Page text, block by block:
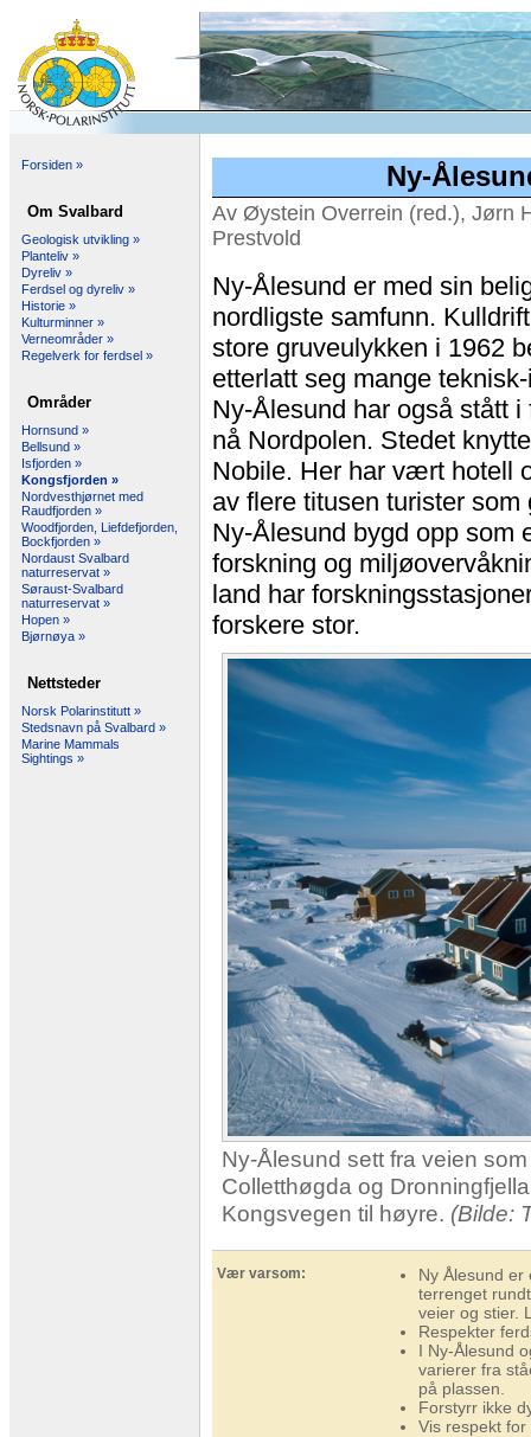
Forsiden »
Om Svalbard
Geologisk utvikling »
Planteliv »
Dyreliv »
Ferdsel og dyreliv »
Historie »
Kulturminner »
Verneområder »
Regelverk for ferdsel »
Områder
Hornsund »
Bellsund »
Isfjorden »
Kongsfjorden »
Nordvesthjørnet med
Raudfjorden »
Woodfjorden, Liefdefjorden,
Bockfjorden »
Nordaust Svalbard
naturreservat »
Søraust-Svalbard
naturreservat »
Hopen »
Bjørnøya »
Nettsteder
Norsk Polarinstitutt »
Stedsnavn på Svalbard »
Marine Mammals
Sightings »
Ny-
Av Øystein Overrein (red.), Jørn
Prestvold
Ny-Ålesund er med sin
nordligste samfunn.
store gruveulykken i 1962
etterlatt seg mange
Ny-Ålesund har også stått
nå Nordpolen. Stedet
Nobile. Her har vært hotell
av flere titusen turister
Ny-Ålesund bygd opp som
forskning og
land har
forskere stor.
Ny-Ålesund sett fra veien
Colletthøgda og
Kongsvegen til høyre. (Bilde:
Vær varsom:
Ny Ålesund
terrenget
veier og stier.
Respekter
I Ny-Ålesund
varierer fra
på plassen.
Forstyrr ikke
Vis respekt